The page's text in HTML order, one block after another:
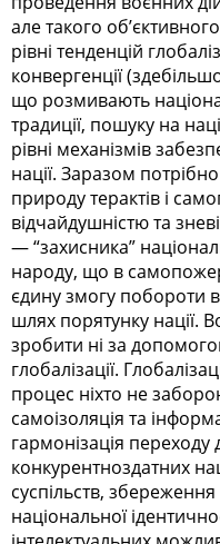
але такого
рівні тенденцій
конвергенції
що розмивають
традиції, пошуку на
рівні механізмів
нації. Заразом
природу терактів і
відчайдушністю та
— “захисника”
народу, що в
єдину змогу побороти
шлях порятунку нації.
зробити ні за
глобалізації.
процес ніхто не
самоізоляція та
гармонізація
конкурентноздатних
суспільств,
національної